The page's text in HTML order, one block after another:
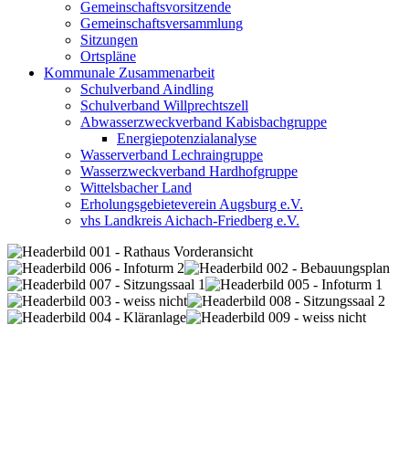
Gemeinschaftsvorsitzende
Gemeinschaftsversammlung
Sitzungen
Ortspläne
Kommunale Zusammenarbeit
Schulverband Aindling
Schulverband Willprechtszell
Abwasserzweckverband Kabisbachgruppe
Energiepotenzialanalyse
Wasserverband Lechraingruppe
Wasserzweckverband Hardhofgruppe
Wittelsbacher Land
Erholungsgebieteverein Augsburg e.V.
vhs Landkreis Aichach-Friedberg e.V.